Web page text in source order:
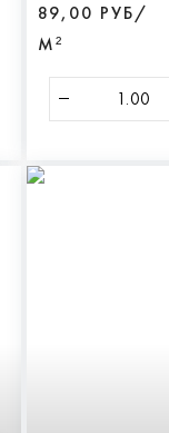
89,00 РУБ/
М²